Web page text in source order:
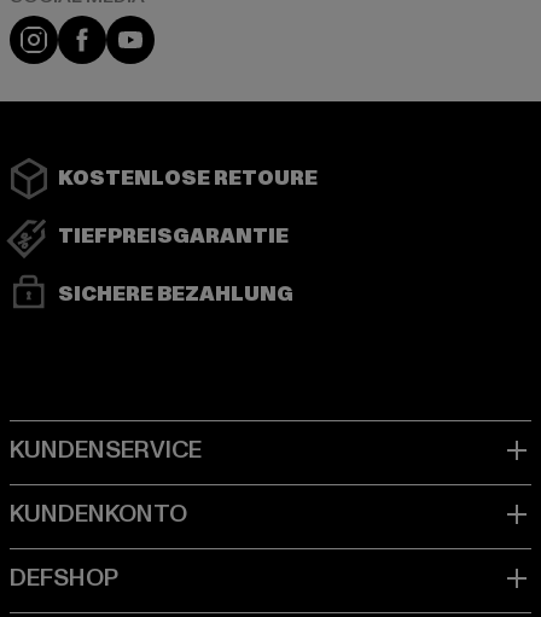
Instagram
FacebookYouTube
KOSTENLOSE RETOURE
TIEFPREISGARANTIE
SICHERE BEZAHLUNG